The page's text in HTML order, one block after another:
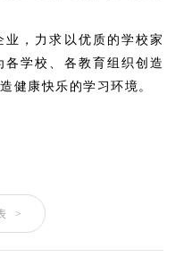
，力求以优质的学校家
学校、各教育组织创造
健康快乐的学习环境。
>